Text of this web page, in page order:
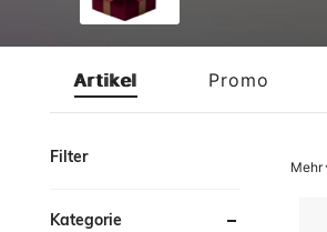
Artikel Promo
Filter
Kategorie
Mehr